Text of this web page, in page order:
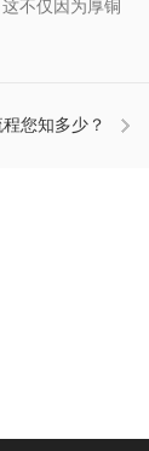
不仅因为厚铜
您知多少？